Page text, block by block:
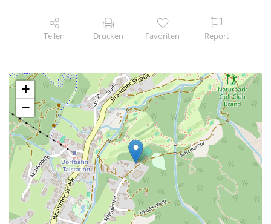
Teilen Drucken Favoriten Report
+
−